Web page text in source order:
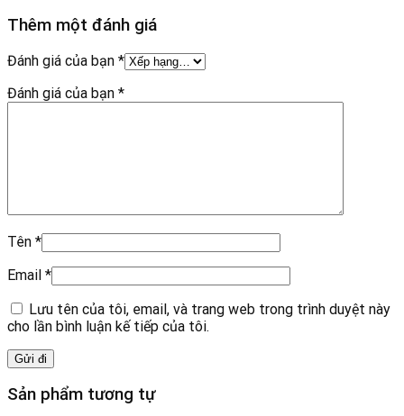
Thêm một đánh giá
Đánh giá của bạn *
Đánh giá của bạn *
Tên *
Email *
Lưu tên của tôi, email, và trang web trong trình duyệt này
cho lần bình luận kế tiếp của tôi.
Sản phẩm tương tự